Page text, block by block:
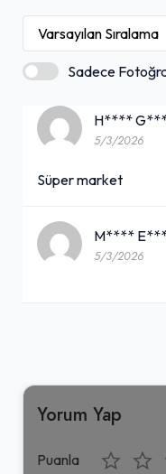
Sadece
H****
5/3/2026
Süper market
M****
5/3/2026
Yorum Yap
Puanla